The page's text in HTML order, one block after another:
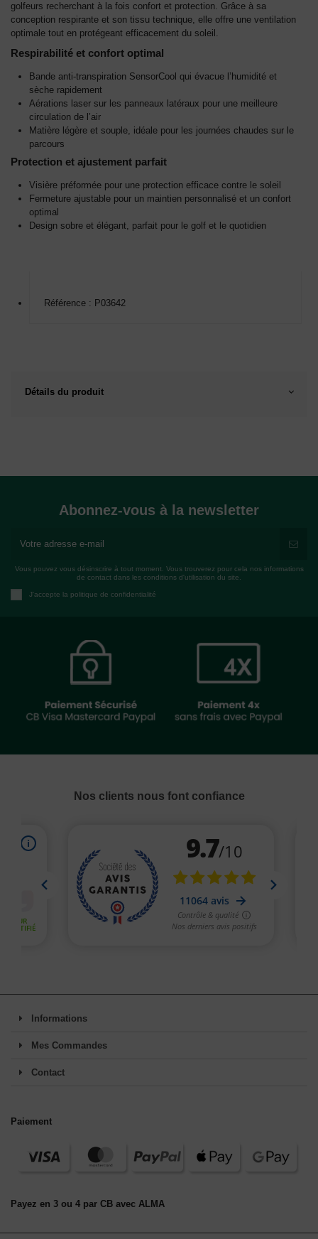
golfeurs recherchant à la fois confort et protection. Grâce à sa
conception respirante et son tissu technique, elle offre une ventilation
optimale tout en protégeant efficacement du soleil.
Respirabilité et confort optimal
Bande anti-transpiration SensorCool qui évacue l’humidité et
sèche rapidement
Aérations laser sur les panneaux latéraux pour une meilleure
circulation de l’air
Matière légère et souple, idéale pour les journées chaudes sur le
parcours
Protection et ajustement parfait
Visière préformée pour une protection efficace contre le soleil
Fermeture ajustable pour un maintien personnalisé et un confort
optimal
Design sobre et élégant, parfait pour le golf et le quotidien
Référence : P03642
Détails du produit
Abonnez-vous à la newsletter
Vous pouvez vous désinscrire à tout moment. Vous trouverez pour cela nos informations
de contact dans les conditions d'utilisation du site.
J'accepte la politique de confidentialité
Nos clients nous font confiance
Informations
Mes Commandes
Contact
Paiement
Payez en 3 ou 4 par CB avec ALMA